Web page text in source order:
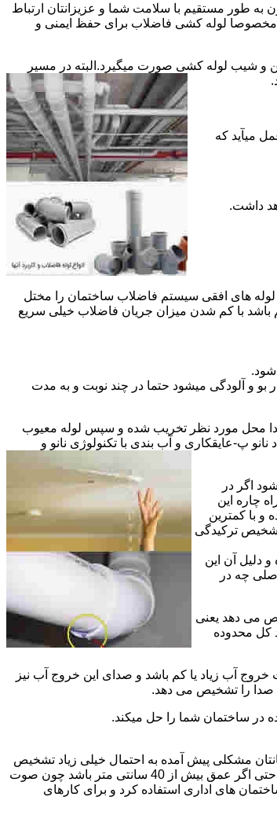
طور مستقیم با سلامت شما و عزیزانتان ارتباط
مخصوصا لوله کشی فاضلاب برای حفظ ایمنی و
شیب لوله کشی صورت میگیرد.البته در مسیر
میآید که
لوله های افقی سیستم فاضلاب ساختمان را مختل
باشد با کم شدن میزان جریان فاضلاب خیلی سریع
شود.
بو و آلودگی میشود حتما در چند نوبت و به مدت
محل مورد نظر تخریب شده و سپس لوله معیوب
پ-عایقکاری و آب بندی با تکنولوژی نانو و
اگر در
چاره این
و با کمترین
ترکیدگی
دلیل آن این
چه در
می دهد یعنی
کل محدوده
آب زیاد یا کم باشد و صدای این خروج آب نیز
صدا را تشخیص می دهد.
در ساختمان شما را حل میکند.
بالاتر از 40 سانت مناسب نیستند اما اگر برای ساختمانتان مشکلی پیش آمده به احتمال خیلی زیاد تشخیص
به درستی انجام می شود زیرا عمق ترکیدگی معمولاً در ساختمان ها بیش از 40 سانت نیست.البته اگر ترکیدگی یا نشتی لوله زیاد باشد و صدایی را ایجاد کند حتی اگر عمق بیش از 40 سانتی متر باشد چون صوت
های اداری استفاده کرد و برای کارهای